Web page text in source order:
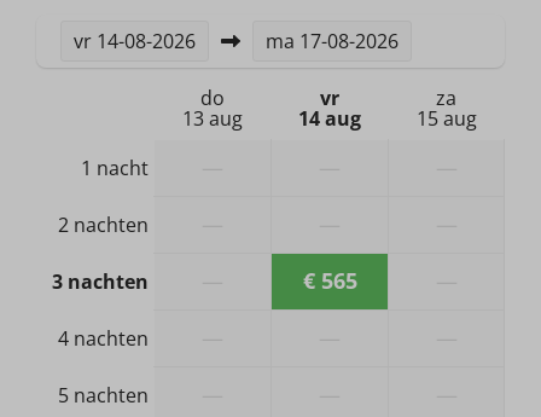
Verwarming & Verkoeling
Centrale verwarming
Hond
Badkamer & Sanitair
Wastafel: 1
Toilet
vr 14-08-2026 ma 17-08-2026
do
13 aug
vr
14 aug
za
15 aug
1 nacht
2 nachten
3 nachten € 565
4 nachten
5 nachten